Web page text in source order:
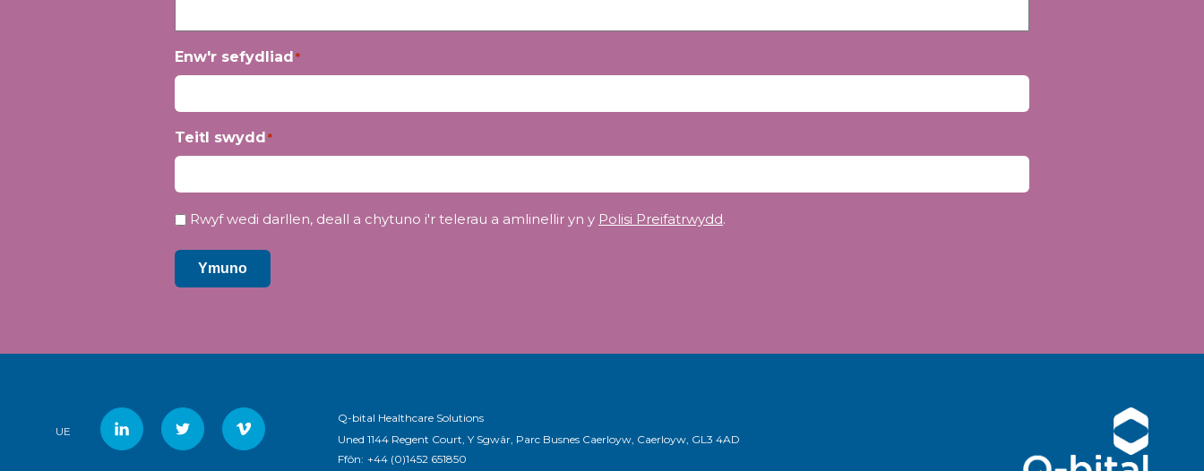
Enw'r sefydliad *
Teitl swydd *
Preifatrwydd*
Rwyf wedi darllen, deall a chytuno i'r telerau a amlinellir yn y Polisi Preifatrwydd.
Ymuno
UE
Q-bital Healthcare Solutions
Uned 1144 Regent Court, Y Sgwâr, Parc Busnes Caerloyw, Caerloyw, GL3 4AD
Ffôn: +44 (0)1452 651850